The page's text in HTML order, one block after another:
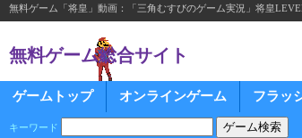
無料ゲーム「将皇」動画：「三角むすびのゲーム実況」将皇
無料ゲーム総合サイト
ゲームトップ オンラインゲーム フラッ
キーワード